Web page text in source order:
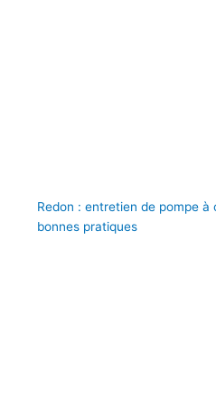
Redon : entretien de pompe à
bonnes pratiques